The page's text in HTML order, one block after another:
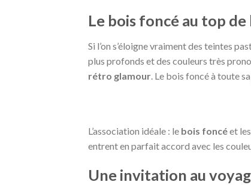
Le bois foncé au top
Si l’on s’éloigne vraiment des teintes
plus profonds et des couleurs très
rétro glamour. Le bois foncé à toute
L’association idéale : le bois foncéet
entrent en parfait accord avec les
Une invitation au